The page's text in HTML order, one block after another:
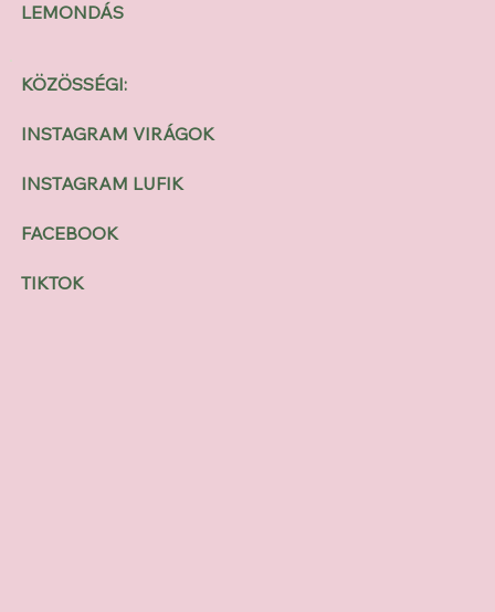
LEMONDÁS
KÖZÖSSÉGI:
INSTAGRAM VIRÁGOK
INSTAGRAM LUFIK
FACEBOOK
TIKTOK